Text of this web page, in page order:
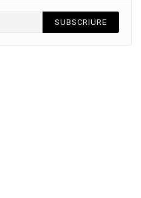
SUBSCRIURE